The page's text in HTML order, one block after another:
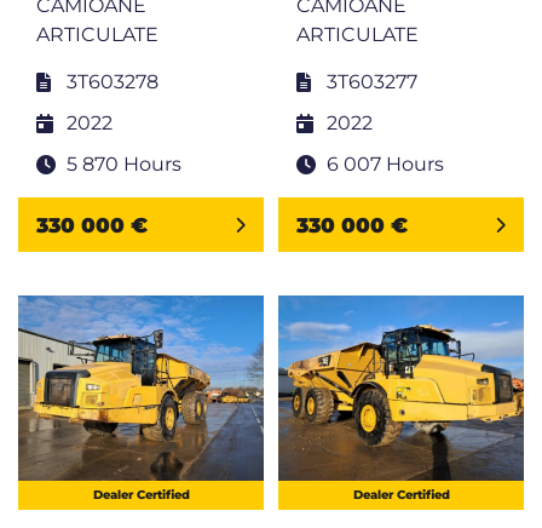
CAMIOANE
ARTICULATE
3T603278
2022
5 870 Hours
330 000 €
CAMIOANE
ARTICULATE
3T603277
2022
6 007 Hours
330 000 €
Dealer Certified Dealer Certified